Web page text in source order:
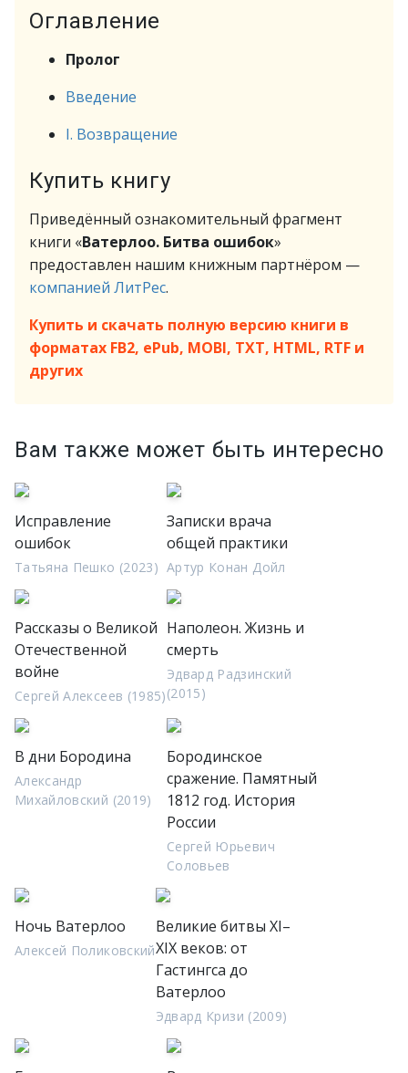
Оглавление
Пролог
Введение
I. Возвращение
Купить книгу
Приведённый ознакомительный фрагмент
книги «Ватерлоо. Битва ошибок»
предоставлен нашим книжным партнёром —
компанией ЛитРес.
Купить и скачать полную версию книги в
форматах FB2, ePub, MOBI, TXT, HTML, RTF и
других
Вам также может быть интересно
Исправление
ошибок
Татьяна Пешко (2023)
Записки врача
общей практики
Артур Конан Дойл
Рассказы о Великой
Отечественной
войне
Сергей Алексеев (1985)
Наполеон. Жизнь и
смерть
Эдвард Радзинский
(2015)
В дни Бородина
Александр
Михайловский (2019)
Бородинское
сражение. Памятный
1812 год. История
России
Сергей Юрьевич
Соловьев
Ночь Ватерлоо
Алексей Поликовский
Великие битвы XI–
XIX веков: от
Гастингса до
Ватерлоо
Эдвард Кризи (2009)